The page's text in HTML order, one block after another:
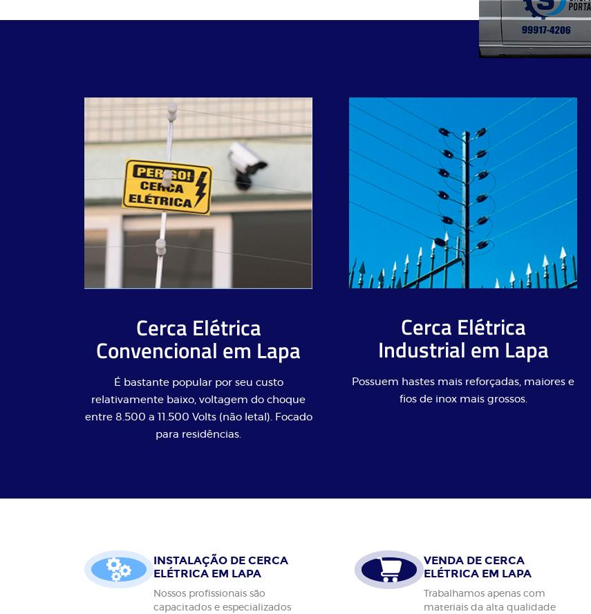
Cerca Elétrica
Convencional em Lapa
É bastante popular por seu custo
relativamente baixo, voltagem do choque
entre 8.500 a 11.500 Volts (não letal). Focado
para residências.
Cerca Elétrica
Industrial em Lapa
Possuem hastes mais reforçadas, maiores e
fios de inox mais grossos.
INSTALAÇÃO DE CERCA
ELÉTRICA EM LAPA
Nossos profissionais são
capacitados e especializados
VENDA DE CERCA
ELÉTRICA EM LAPA
Trabalhamos apenas com
materiais da alta qualidade